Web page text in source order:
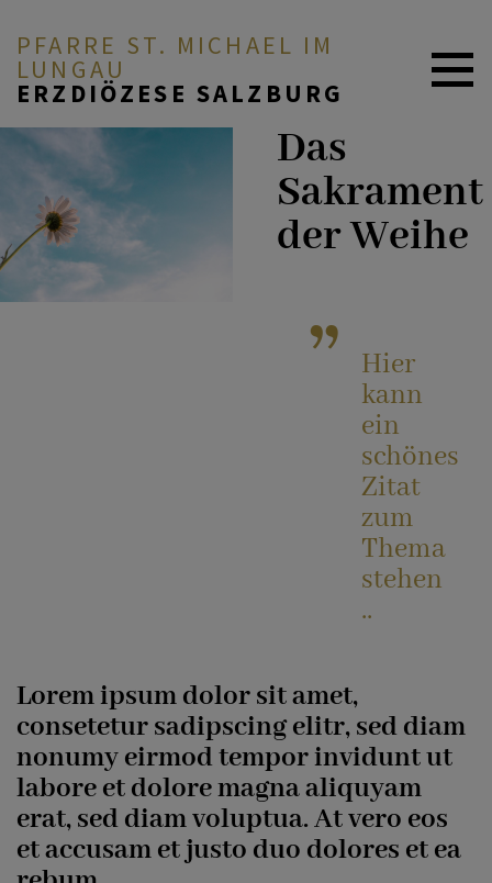
PFARRE ST. MICHAEL IM
LUNGAU
ERZDIÖZESE SALZBURG
AUS DEM PFARRLEBEN
UNSERE PFARRE
ZURÜCK
Taufe
Krankensalbung
Begräbnis & Verabschiedung
KATHOLISCHES BILDUNGSWERK
LINKS
KONTAKT
Das
Sakrament
der Weihe
Hier
kann
ein
schönes
Zitat
zum
Thema
stehen
..
Lorem ipsum dolor sit amet,
consetetur sadipscing elitr, sed diam
nonumy eirmod tempor invidunt ut
labore et dolore magna aliquyam
erat, sed diam voluptua. At vero eos
et accusam et justo duo dolores et ea